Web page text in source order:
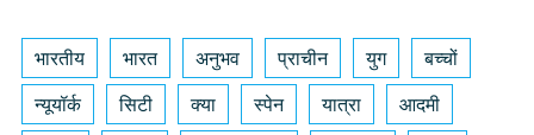
भारतीय भारत अनुभव प्राचीन युग
बच्चों
न्यूयॉर्क
सिटी क्या स्पेन यात्रा
आदमी